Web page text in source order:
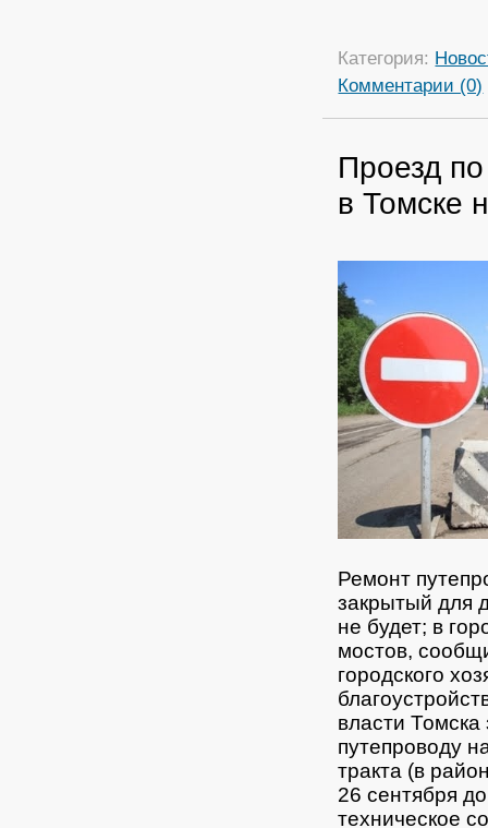
Категория:
Комментарии (0)
Проезд
в Томске
Ремонт
закрытый для
не будет; в
мостов,
городского
власти
путепроводу
тракта (в
26 сентября
техническое